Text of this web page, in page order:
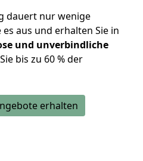
dauert nur wenige
aus und erhalten Sie in
und unverbindliche
bis zu 60 % der
erhalten